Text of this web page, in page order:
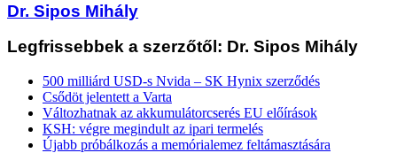
Dr. Sipos Mihály
Legfrissebbek a szerzőtől: Dr. Sipos Mihály
500 milliárd USD-s Nvida – SK Hynix szerződés
Csődöt jelentett a Varta
Változhatnak az akkumulátorcserés EU előírások
KSH: végre megindult az ipari termelés
Újabb próbálkozás a memórialemez feltámasztására